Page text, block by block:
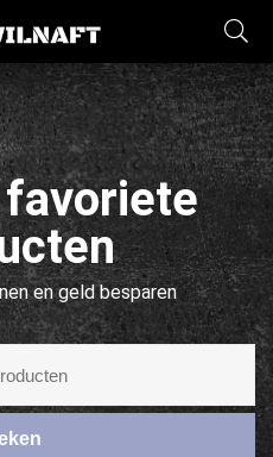
en geld besparen